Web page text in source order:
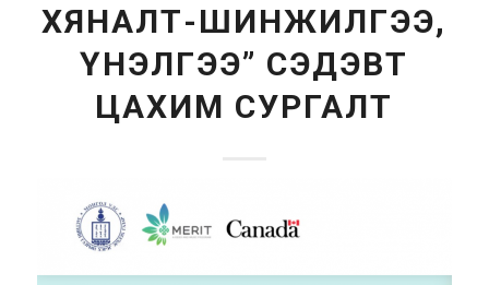
ХЯНАЛТ-ШИНЖИЛГЭЭ,
ҮНЭЛГЭЭ” СЭДЭВТ
ЦАХИМ СУРГАЛТ